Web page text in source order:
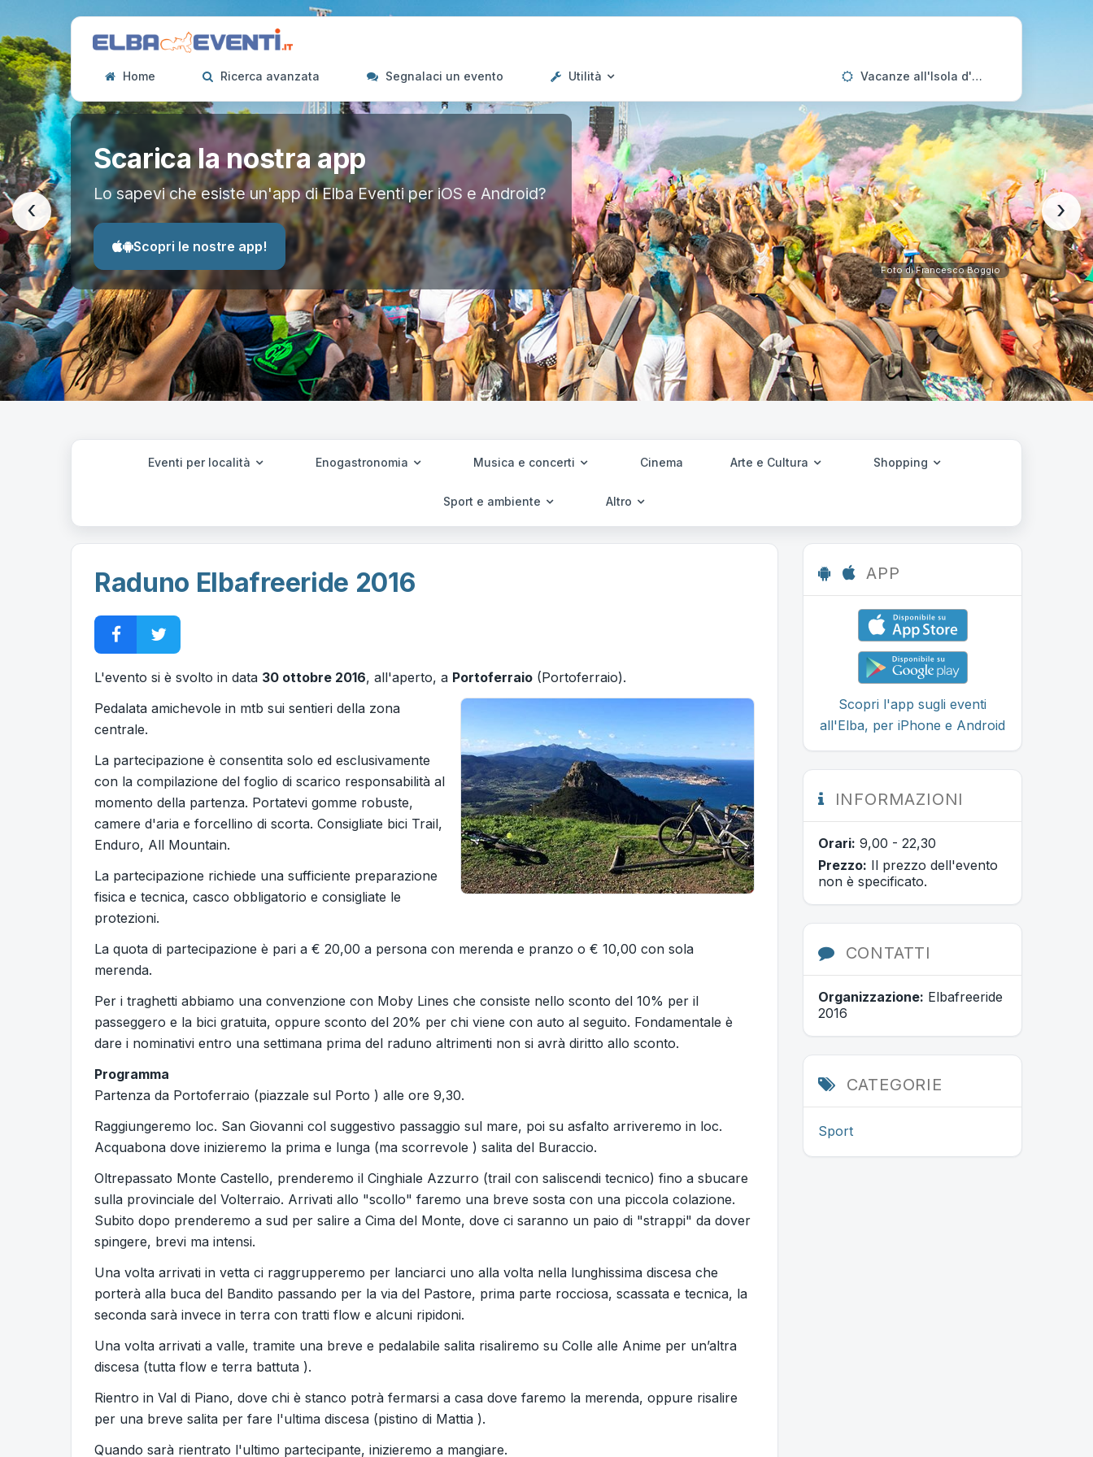
Home Ricerca avanzata Segnalaci un evento Utilità Vacanze all'Isola d'Elba
Scarica la nostra app
Lo sapevi che esiste un'app di Elba Eventi per iOS e Android?
Scopri le nostre app!
Foto di Francesco Boggio
‹ ›
Eventi per località Enogastronomia Musica e concerti Cinema Arte e Cultura Shopping
Sport e ambiente Altro
Raduno Elbafreeride 2016
L'evento si è svolto in data 30 ottobre 2016, all'aperto, a Portoferraio (Portoferraio).
Pedalata amichevole in mtb sui sentieri della zona
centrale.
La partecipazione è consentita solo ed esclusivamente
con la compilazione del foglio di scarico responsabilità al
momento della partenza. Portatevi gomme robuste,
camere d'aria e forcellino di scorta. Consigliate bici Trail,
Enduro, All Mountain.
La partecipazione richiede una sufficiente preparazione
fisica e tecnica, casco obbligatorio e consigliate le
protezioni.
La quota di partecipazione è pari a € 20,00 a persona con merenda e pranzo o € 10,00 con sola
merenda.
Per i traghetti abbiamo una convenzione con Moby Lines che consiste nello sconto del 10% per il
passeggero e la bici gratuita, oppure sconto del 20% per chi viene con auto al seguito. Fondamentale è
dare i nominativi entro una settimana prima del raduno altrimenti non si avrà diritto allo sconto.
Programma
Partenza da Portoferraio (piazzale sul Porto ) alle ore 9,30.
Raggiungeremo loc. San Giovanni col suggestivo passaggio sul mare, poi su asfalto arriveremo in loc.
Acquabona dove inizieremo la prima e lunga (ma scorrevole ) salita del Buraccio.
Oltrepassato Monte Castello, prenderemo il Cinghiale Azzurro (trail con saliscendi tecnico) fino a sbucare
sulla provinciale del Volterraio. Arrivati allo "scollo" faremo una breve sosta con una piccola colazione.
Subito dopo prenderemo a sud per salire a Cima del Monte, dove ci saranno un paio di "strappi" da dover
spingere, brevi ma intensi.
Una volta arrivati in vetta ci raggrupperemo per lanciarci uno alla volta nella lunghissima discesa che
porterà alla buca del Bandito passando per la via del Pastore, prima parte rocciosa, scassata e tecnica, la
seconda sarà invece in terra con tratti flow e alcuni ripidoni.
Una volta arrivati a valle, tramite una breve e pedalabile salita risaliremo su Colle alle Anime per un’altra
discesa (tutta flow e terra battuta ).
Rientro in Val di Piano, dove chi è stanco potrà fermarsi a casa dove faremo la merenda, oppure risalire
per una breve salita per fare l'ultima discesa (pistino di Mattia ).
Quando sarà rientrato l'ultimo partecipante, inizieremo a mangiare.
APP
Scopri l'app sugli eventi
all'Elba, per iPhone e Android
INFORMAZIONI
Orari: 9,00 - 22,30
Prezzo: Il prezzo dell'evento
non è specificato.
CONTATTI
Organizzazione: Elbafreeride
2016
CATEGORIE
Sport